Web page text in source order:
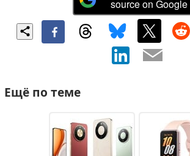
source on Google
Ещё по теме